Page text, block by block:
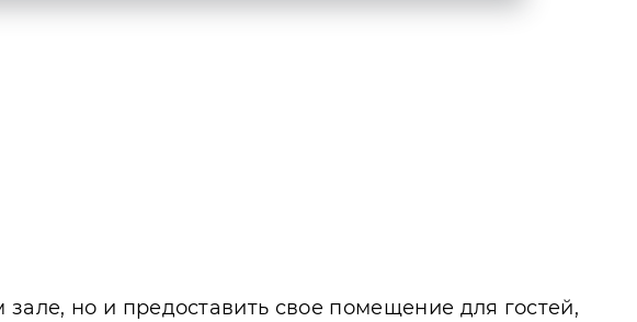
но и предоставить свое помещение для гостей,